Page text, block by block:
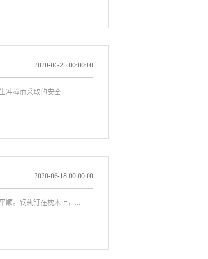
2020-06-25 00:00:00
冲撞而采取的安全...
2020-06-18 00:00:00
顺。钢轨钉在枕木上，...